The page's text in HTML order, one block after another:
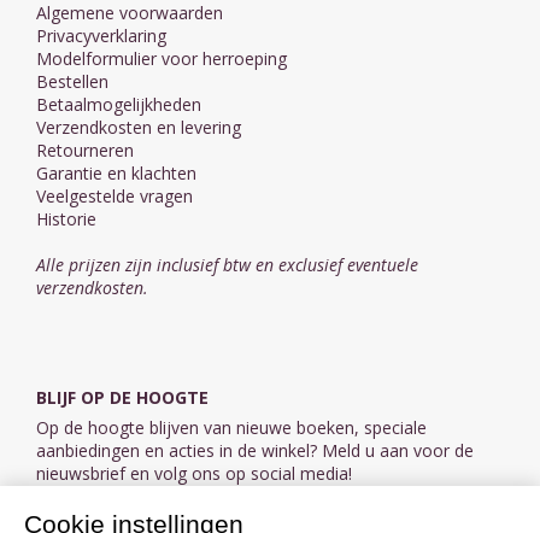
Algemene voorwaarden
Privacyverklaring
Modelformulier voor herroeping
Bestellen
Betaalmogelijkheden
Verzendkosten en levering
Retourneren
Garantie en klachten
Veelgestelde vragen
Historie
Alle prijzen zijn inclusief btw en exclusief eventuele
verzendkosten.
BLIJF OP DE HOOGTE
Op de hoogte blijven van nieuwe boeken, speciale
aanbiedingen en acties in de winkel? Meld u aan voor de
nieuwsbrief en volg ons op social media!
Cookie instellingen